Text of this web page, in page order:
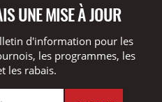
UNE MISE À JOUR
d'information pour les
les programmes, les
les rabais.